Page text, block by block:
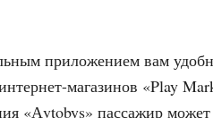
приложением вам
магазинов «Play
«Аvtobys» пассажир может